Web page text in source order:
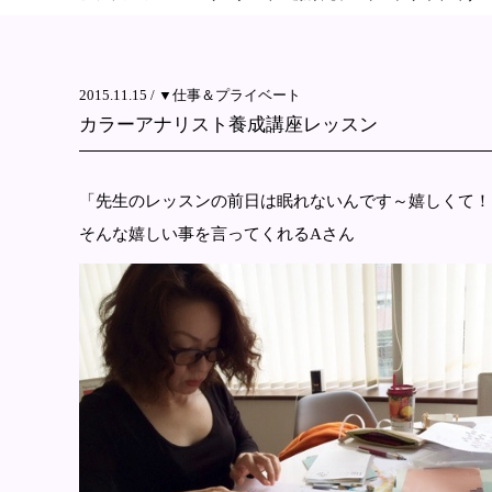
2015.11.15 / ▼仕事＆プライベート
カラーアナリスト養成講座レッスン
「先生のレッスンの前日は眠れないんです～嬉しくて
そんな嬉しい事を言ってくれるAさん